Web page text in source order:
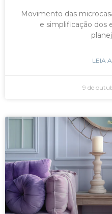
Movimento das
e simplificação dos
LEIA
9 de